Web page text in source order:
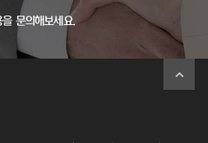
문의해보세요.